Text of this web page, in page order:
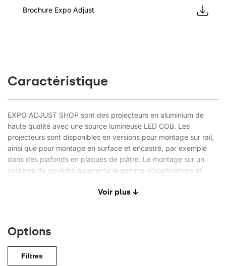
Brochure Expo Adjust
Caractéristique
EXPO ADJUST SHOP sont des projecteurs en aluminium de
haute qualité avec une source lumineuse LED COB. Les
projecteurs sont disponibles en versions pour montage sur rail,
ainsi que pour montage en surface et encastré, par exemple
dans des plafonds en plaques de plâtre. Le montage sur un
système de goulotte augmente la gamme d'applications et
même après l'installation. Le corps en aluminium compact et de
durée de vie du produit. Un boîtier ABS esthétique masque
efficacement l'alimentation électrique qu'il contient. Les
projecteurs Expo Adjust sont respectueux des personnes et de
l'environnement. Il s'agit de projecteurs innovants, très
Voir plus ↓
Options
Filtres